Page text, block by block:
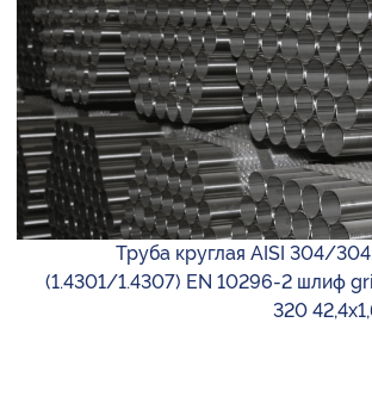
Труба круглая AISI 304/
(1.4301/1.4307) EN 10296-2 шлиф
320